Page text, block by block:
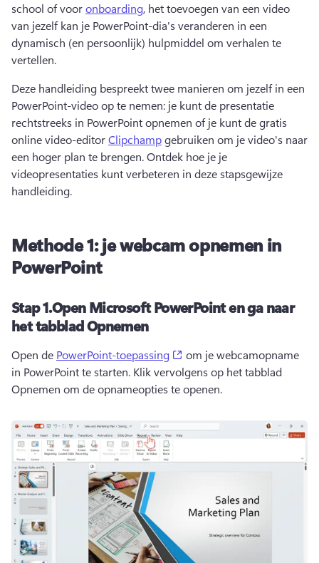
school of voor onboarding, het toevoegen van een video
van jezelf kan je PowerPoint-dia's veranderen in een
dynamisch (en persoonlijk) hulpmiddel om verhalen te
vertellen.
Deze handleiding bespreekt twee manieren om jezelf in een
PowerPoint-video op te nemen: je kunt de presentatie
rechtstreeks in PowerPoint opnemen of je kunt de gratis
online video-editor Clipchamp gebruiken om je video's naar
een hoger plan te brengen. Ontdek hoe je je
videopresentaties kunt verbeteren in deze stapsgewijze
handleiding.
Methode 1: je webcam opnemen in
PowerPoint
Stap 1.Open Microsoft PowerPoint en ga naar
het tabblad Opnemen
Open de PowerPoint-toepassing (opens in a new tab)
om je webcamopname
in PowerPoint te starten. Klik vervolgens op het tabblad
Opnemen om de opnameopties te openen.